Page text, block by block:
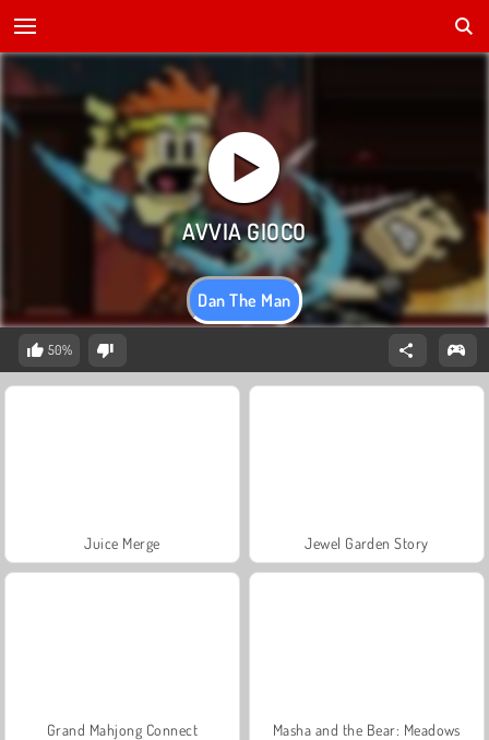
Dan The Man
50%
Juice Merge Jewel Garden Story
Grand Mahjong Connect Masha and the Bear: Meadows